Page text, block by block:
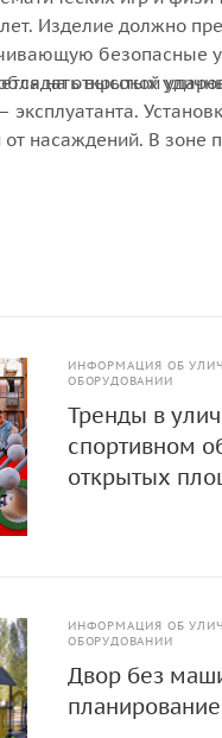
Изделие должно
безопасные
высокой
на открытых
эксплуатанта.
насаждений. В зоне
ИНФОРМАЦИЯ ОБ
ОБОРУДОВАНИИ
Тренды в
спортивном
открытых
ИНФОРМАЦИЯ ОБ
ОБОРУДОВАНИИ
Двор без